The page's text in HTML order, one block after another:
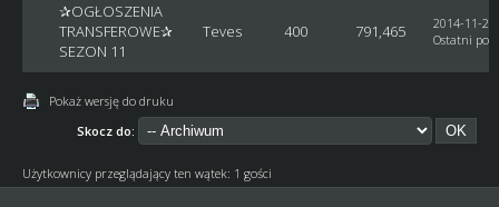
✰OGŁOSZENIA
TRANSFEROWE✰
SEZON 11
Teves 400 791,465
2014-11-
Ostatni post
Pokaż wersję do druku
Skocz do:
Użytkownicy przeglądający ten wątek: 1 gości